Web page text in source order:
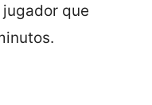
que